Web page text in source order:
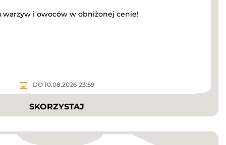
warzyw i owoców w obniżonej cenie!
DO 10.08.2026 23:59
SKORZYSTAJ